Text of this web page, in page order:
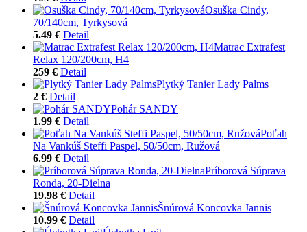
Osuška Cindy,
70/140cm, Tyrkysová
5.49 € Detail
Matrac Extrafest
Relax 120/200cm, H4
259 € Detail
Plytký Tanier Lady Palms
2 € Detail
Pohár SANDY
1.99 € Detail
Poťah
Na Vankúš Steffi Paspel, 50/50cm, Ružová
6.99 € Detail
Príborová Súprava
Ronda, 20-Dielna
19.98 € Detail
Šnúrová Koncovka Jannis
10.99 € Detail